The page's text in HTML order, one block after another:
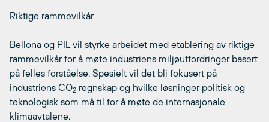
Riktige rammevilkår
Bellona og PIL vil styrke arbeidet med etablering av riktige
rammevilkår for å møte industriens miljøutfordringer basert
på felles forståelse. Spesielt vil det bli fokusert på
industriens CO2 regnskap og hvilke løsninger politisk og
teknologisk som må til for å møte de internasjonale
klimaavtalene.